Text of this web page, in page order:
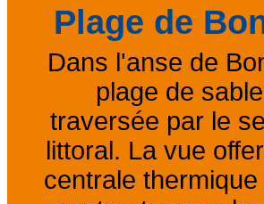
Plage de
Dans l'anse de
plage de
traversée par le
littoral. La vue
centrale